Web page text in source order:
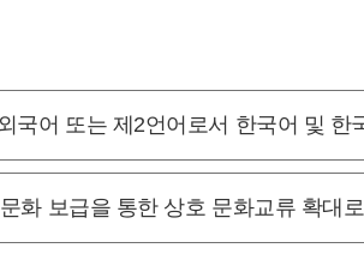
국어 또는 제2언어로서 한국어 및 한
화 보급을 통한 상호 문화교류 확대로